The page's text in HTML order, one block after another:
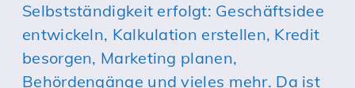
Selbstständigkeit erfolgt: Geschäftsidee
entwickeln, Kalkulation erstellen, Kredit
besorgen, Marketing planen,
Behördengänge und vieles mehr. Da ist